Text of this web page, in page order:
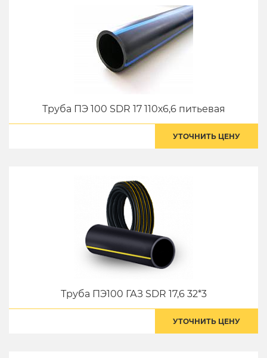
Труба ПЭ 100 SDR 17 110х6,6 питьевая
УТОЧНИТЬ ЦЕНУ
Труба ПЭ100 ГАЗ SDR 17,6 32*3
УТОЧНИТЬ ЦЕНУ